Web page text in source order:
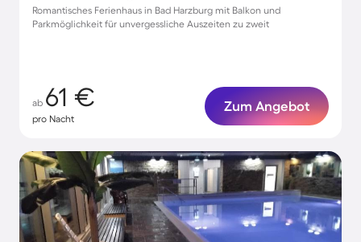
Romantisches Ferienhaus in Bad Harzburg mit Balkon und
Parkmöglichkeit für unvergessliche Auszeiten zu zweit
ab 61 €
pro Nacht
Zum Angebot